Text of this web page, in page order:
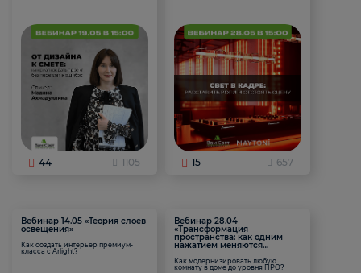
44 1105 15 657
Вебинар 14.05 «Теория слоев
освещения»
Как создать интерьер премиум-
класса с Arlight?
Вебинар 28.04
«Трансформация
пространства: как одним
нажатием меняются
Как модернизировать любую
комнату в доме до уровня ПРО?